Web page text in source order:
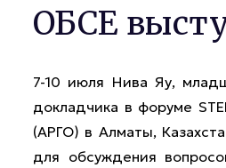
ОБСЕ
7-10 июля Нива Яу,
докладчика в форуме
(АРГО) в Алматы,
для обсуждения